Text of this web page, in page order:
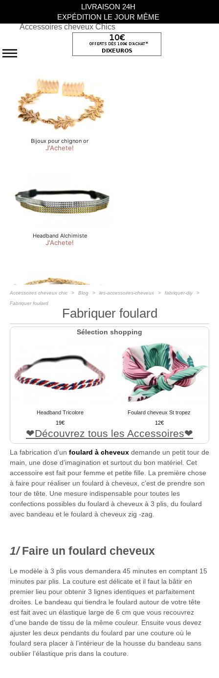
Accessoires cheveux Chics
Accessoires cheveux chic Blog les-accessoires-cheveux
fabriquer-diy
Fabriquer foulard
Fabriquer foulard
Sélection shopping
Headband Tricolore
19
Foulard cheveux St tropez
12
Découvrez tous les Accessoires
La fabrication d’un foulard à cheveux demande un petit tour de
main, une dose d’imagination et surtout du bon matériel. Cet
accessoire est fait pour femme et petite fille. La première chose
à faire pour réaliser un foulard à cheveux, c’est de prendre son
tour de tête. Une mesure indispensable pour toutes les
confections possibles du foulard à cheveux à 3 plis, du foulard
avec bandeau et le foulard à cheveux zig -zag.
Faire un foulard cheveux
Le modèle à 3 plis vous demandera 45 minutes en comptant 15
minutes par plis. La couture est délicate et il faut la bâtir en
premier lieu pour obtenir 3 lignes identiques et parfaitement
droites. Le bandeau qui tiendra le foulard autour de votre tête
est fait avec un élastique large de 6 cm que vous recouvrez
d’une bande de tissu de la même couleur. Ensuite vous devez
ajuster les deux pendants du foulard par une couture où le
foulard sera placer à l’intérieur de la housse du bandeau sans
oublier l’élastique pris dans la couture.
LIVRAISON 24H
EXPÉDITION LE JOUR MÊME